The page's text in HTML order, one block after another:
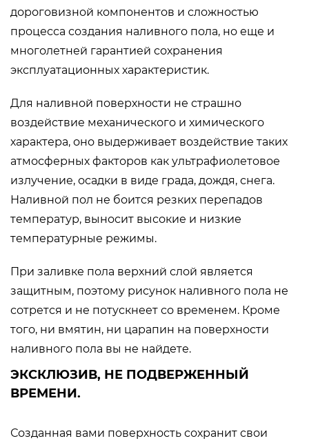
дороговизной компонентов и сложностью
процесса создания наливного пола, но еще и
многолетней гарантией сохранения
эксплуатационных характеристик.
Для наливной поверхности не страшно
воздействие механического и химического
характера, оно выдерживает воздействие таких
атмосферных факторов как ультрафиолетовое
излучение, осадки в виде града, дождя, снега.
Наливной пол не боится резких перепадов
температур, выносит высокие и низкие
температурные режимы.
При заливке пола верхний слой является
защитным, поэтому рисунок наливного пола не
сотрется и не потускнеет со временем. Кроме
того, ни вмятин, ни царапин на поверхности
наливного пола вы не найдете.
ЭКСКЛЮЗИВ, НЕ ПОДВЕРЖЕННЫЙ
ВРЕМЕНИ.
Созданная вами поверхность сохранит свои